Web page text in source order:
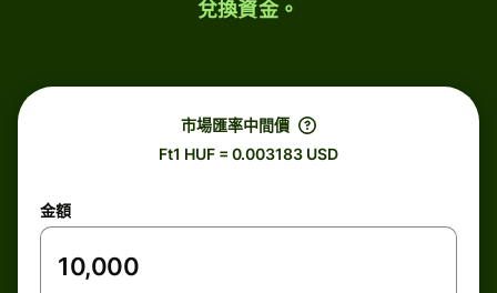
兌換資金。
市場匯率中間價
Ft1 HUF = 0.003183 USD
金額